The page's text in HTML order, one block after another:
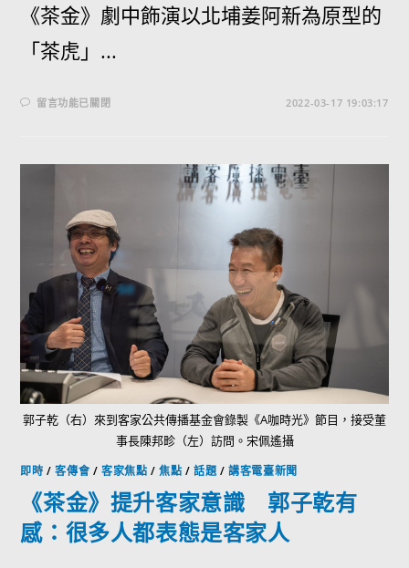
《茶金》劇中飾演以北埔姜阿新為原型的
「茶虎」...
留言功能已關閉 2022-03-17 19:03:17
郭子乾（右）來到客家公共傳播基金會錄製《A咖時光》節目，接受董
事長陳邦畛（左）訪問。宋佩遙攝
即時 /客傳會/客家焦點 /焦點 /話題 /講客電臺新聞
《茶金》提升客家意識 郭子乾有
感：很多人都表態是客家人